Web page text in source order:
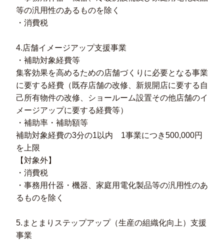
等の汎用性のあるものを除く
・消費税
4.店舗イメージアップ支援事業
・補助対象経費等
集客効果を高めるための店舗づくりに必要となる事業
に要する経費（既存店舗の改修、新規開店に要する自
己所有物件の改修、ショールーム設置その他店舗のイ
メージアップに要する経費等）
・補助率・補助額等
補助対象経費の3分の1以内 1事業につき500,000円
を上限
【対象外】
・消費税
・事務用什器・機器、家庭用電化製品等の汎用性のあ
るものを除く
5.まとまりステップアップ（生産の組織化向上）支援
事業